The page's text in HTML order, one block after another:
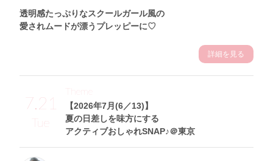
透明感たっぷりなスクールガール風の
愛されムードが漂うプレッピーに♡
詳細を見る
7.21
Tue
【2026年7月(6／13)】
夏の日差しを味方にする
アクティブおしゃれSNAP♪＠東京
Theme